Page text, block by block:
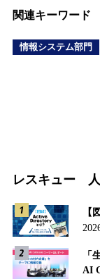
関連キーワード
情報システム部門
レスキュー
【
「
AI